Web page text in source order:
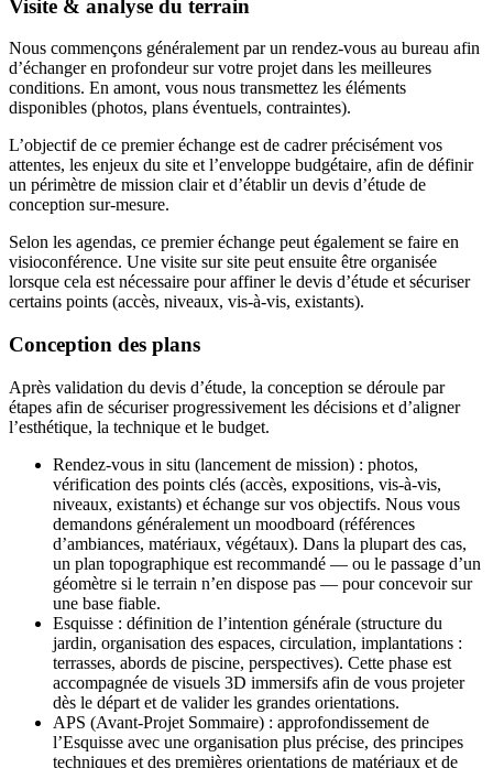
Visite & analyse du terrain
Nous commençons généralement par un rendez-vous au bureau afin
d’échanger en profondeur sur votre projet dans les meilleures
conditions. En amont, vous nous transmettez les éléments
disponibles (photos, plans éventuels, contraintes).
L’objectif de ce premier échange est de cadrer précisément vos
attentes, les enjeux du site et l’enveloppe budgétaire, afin de définir
un périmètre de mission clair et d’établir un devis d’étude de
conception sur-mesure.
Selon les agendas, ce premier échange peut également se faire en
visioconférence. Une visite sur site peut ensuite être organisée
lorsque cela est nécessaire pour affiner le devis d’étude et sécuriser
certains points (accès, niveaux, vis-à-vis, existants).
Conception des plans
Après validation du devis d’étude, la conception se déroule par
étapes afin de sécuriser progressivement les décisions et d’aligner
l’esthétique, la technique et le budget.
Rendez-vous in situ (lancement de mission) : photos,
vérification des points clés (accès, expositions, vis-à-vis,
niveaux, existants) et échange sur vos objectifs. Nous vous
demandons généralement un moodboard (références
d’ambiances, matériaux, végétaux). Dans la plupart des cas,
un plan topographique est recommandé — ou le passage d’un
géomètre si le terrain n’en dispose pas — pour concevoir sur
une base fiable.
Esquisse : définition de l’intention générale (structure du
jardin, organisation des espaces, circulation, implantations :
terrasses, abords de piscine, perspectives). Cette phase est
accompagnée de visuels 3D immersifs afin de vous projeter
dès le départ et de valider les grandes orientations.
APS (Avant-Projet Sommaire) : approfondissement de
l’Esquisse avec une organisation plus précise, des principes
techniques et des premières orientations de matériaux et de